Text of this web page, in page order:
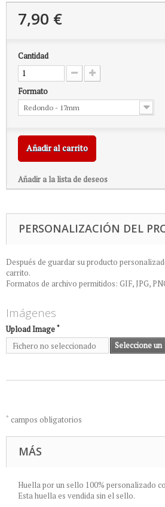
7,90 €
Cantidad
Formato
Redondo - 17mm
Añadir al carrito
Añadir a la lista de deseos
PERSONALIZACIÓN DEL
Después de guardar su producto
carrito.
Formatos de archivo permitidos: GIF, JPG,
Imágenes
Upload Image *
Fichero no seleccionado
Seleccione un
* campos obligatorios
MÁS
Huella por un sello 100% personalizado
Esta huella es vendida sin el sello.